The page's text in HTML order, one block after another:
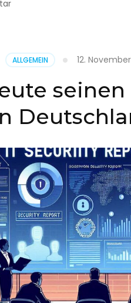
zu
Benutzer
aus
erstellen
ALLGEMEIN 12.